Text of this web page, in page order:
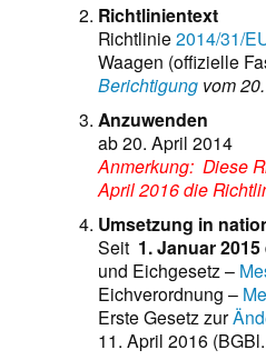
Richtlinientext
Richtlinie2014/31/
Waagen (offizielle
Berichtigung vom
Anzuwenden
ab 20. April 2014
Anmerkung: Diese
April 2016 die
Umsetzung in
Seit 1. Januar 2015
und Eichgesetz –
Eichverordnung –
Erste Gesetz zur
11. April 2016